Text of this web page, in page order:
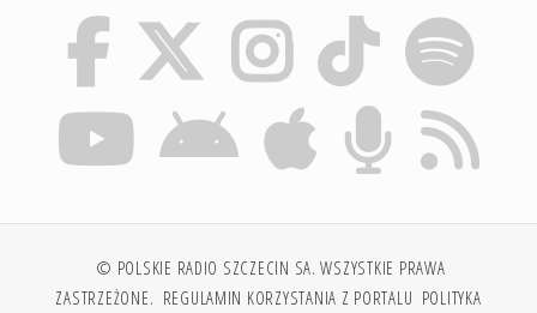
© POLSKIE RADIO SZCZECIN SA. WSZYSTKIE PRAWA
ZASTRZEŻONE. REGULAMIN KORZYSTANIA Z PORTALU POLITYKA